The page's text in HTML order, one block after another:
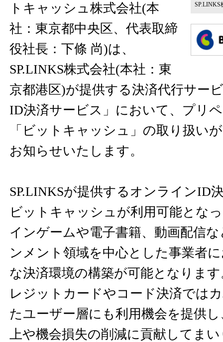
SP.LINKS
トキャッシュ株式会社(本
社：東京都中央区、代表取締
役社長：下條 尚)は、
SP.LINKS株式会社(本社：東
京都港区)が提供する決済代行サー
ID決済サービス」において、プリ
「ビットキャッシュ」の取り扱い
お知らせいたします。
SP.LINKSが提供するオンラインID
ビットキャッシュが利用可能とな
インゲームや電子書籍、動画配信
ンメント領域を中心とした事業者
な決済環境の構築が可能となりま
レジットカードやコード決済では
たユーザー層にも利用機会を提供
上や機会損失の削減に貢献してま